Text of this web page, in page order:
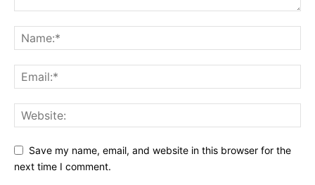
Save my name, email, and website in this browser for the
next time I comment.